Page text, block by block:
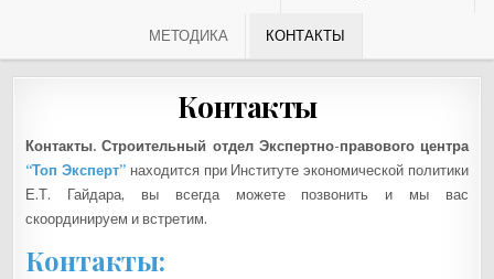
МЕТОДИКА КОНТАКТЫ
Контакты
Контакты. Строительный отдел Экспертно-правового центра
“Топ Эксперт”находится при Институте экономической политики
Е.Т. Гайдара, вы всегда можете позвонить и мы вас
скоординируем и встретим.
Контакты: